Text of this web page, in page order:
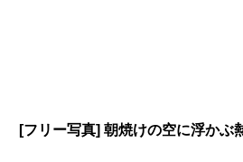
[フリー写真] 朝焼けの空に浮かぶ